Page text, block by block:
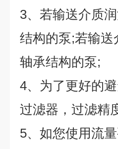
3、若输送介质
结构的泵;若输送
轴承结构的泵;
4、为了更好的
过滤器，过滤精
5、如您使用流